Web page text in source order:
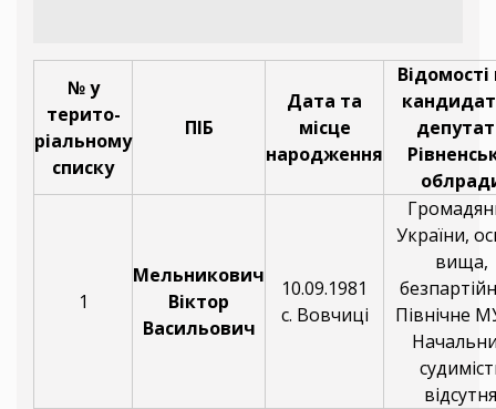
№ у
терито-
ріальному
списку
ПІБ
Дата та
місце
народження
Відомості
1
Мельникович
Віктор
Васильович
10.09.1981
с. Вовчиці
України,
вища,
Північне